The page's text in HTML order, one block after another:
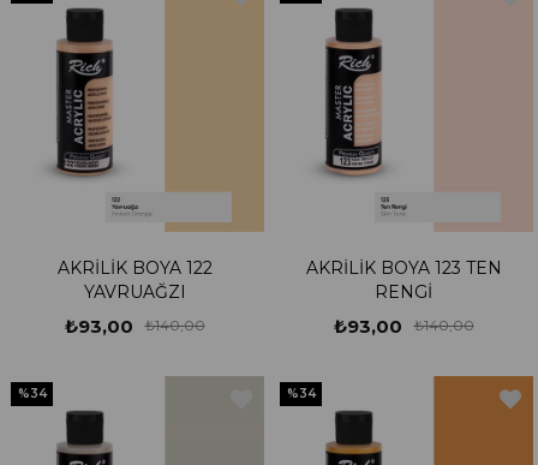
AKRİLİK BOYA 122
YAVRUAĞZI
₺93,00 ₺140,00
AKRİLİK BOYA 123 TEN
RENGİ
₺93,00 ₺140,00
%34 %34